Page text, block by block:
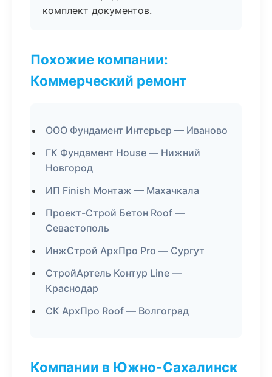
комплект документов.
Похожие компании:
Коммерческий ремонт
ООО Фундамент Интерьер — Иваново
ГК Фундамент House — Нижний
Новгород
ИП Finish Монтаж — Махачкала
Проект-Строй Бетон Roof —
Севастополь
ИнжСтрой АрхПро Pro — Сургут
СтройАртель Контур Line —
Краснодар
СК АрхПро Roof — Волгоград
Компании в Южно-Сахалинск